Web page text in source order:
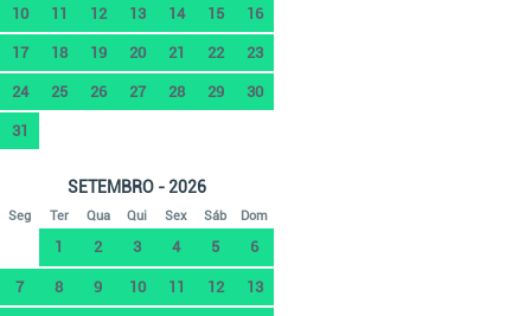
10 11 12 13 14 15 16
17 18 19 20 21 22 23
24 25 26 27 28 29 30
31
SETEMBRO - 2026
Seg Ter Qua Qui Sex Sáb Dom
1 2 3 4 5 6
7 8 9 10 11 12 13